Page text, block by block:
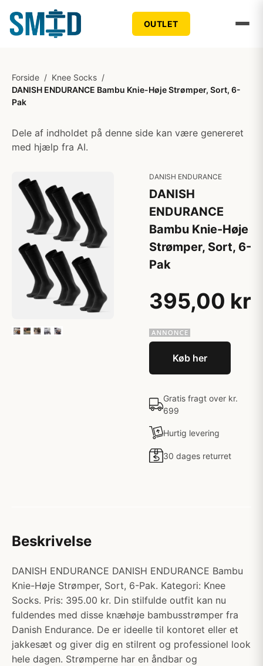
OUTLET
Forside / Knee Socks /
DANISH ENDURANCE Bambu Knie-Høje Strømper, Sort, 6-
Pak
Dele af indholdet på denne side kan være genereret
med hjælp fra AI.
DANISH ENDURANCE
DANISH
ENDURANCE
Bambu Knie-Høje
Strømper, Sort, 6-
Pak
395,00 kr
Køb her
Gratis fragt over kr.
699
Hurtig levering
30 dages returret
Beskrivelse
DANISH ENDURANCE DANISH ENDURANCE Bambu
Knie-Høje Strømper, Sort, 6-Pak. Kategori: Knee
Socks. Pris: 395.00 kr. Din stilfulde outfit kan nu
fuldendes med disse knæhøje bambusstrømper fra
Danish Endurance. De er ideelle til kontoret eller et
jakkesæt og giver dig en stilrent og professionel look
hele dagen. Strømperne har en åndbar og